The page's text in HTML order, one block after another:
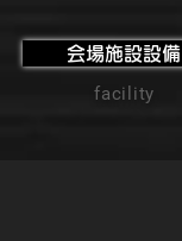
会場施設設備
facility